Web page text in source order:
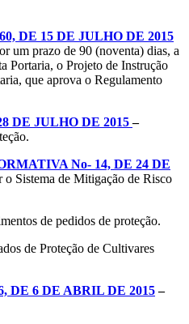
DE 15 DE JULHO DE 2015
um prazo de 90 (noventa) dias, a
Portaria, o Projeto de Instrução
que aprova o Regulamento
DE JULHO DE 2015–
No- 14, DE 24 DE
o Sistema de Mitigação de Risco
de pedidos de proteção.
de Proteção de Cultivares
DE 6 DE ABRIL DE 2015–